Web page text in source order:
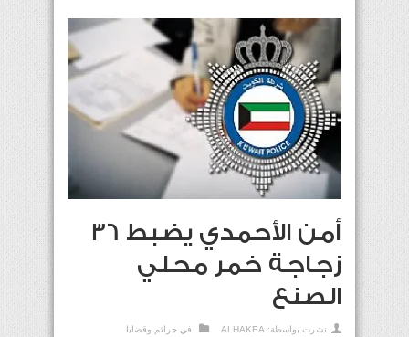
أمن الأحمدي يضبط 36
زجاجة خمر محلي
الصنع
نشرت بواسطة: ALHAKEA في جرائم وقضايا